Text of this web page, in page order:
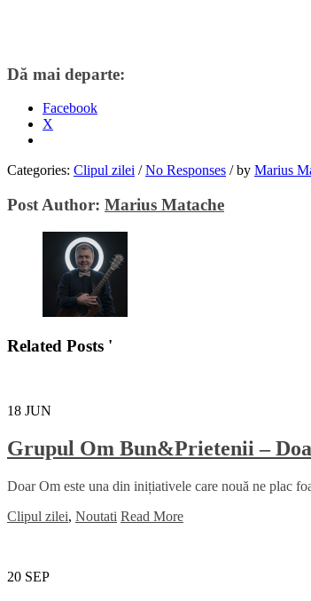
Dă mai departe:
Facebook
X
Categories: Clipul zilei / No Responses /by Marius
Post Author: Marius Matache
Related Posts '
18 JUN
Grupul Om Bun&Prietenii –
Doar Om este una din inițiativele care nouă ne plac
Clipul zilei, Noutati Read More
20 SEP